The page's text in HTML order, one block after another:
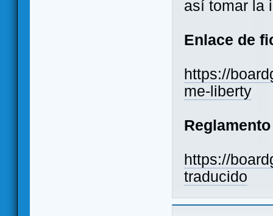
así tomar la
Enlace de
https://
me-liberty
Reglamento
https://
traducido